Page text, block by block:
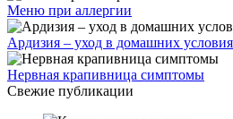
Меню при аллергии
Ардизия – уход в домашних
Нервная крапивница симптомы
Свежие публикации